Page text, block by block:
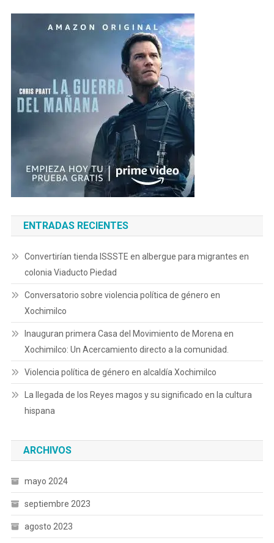
ENTRADAS RECIENTES
Convertirían tienda ISSSTE en albergue para migrantes en
colonia Viaducto Piedad
Conversatorio sobre violencia política de género en
Xochimilco
Inauguran primera Casa del Movimiento de Morena en
Xochimilco: Un Acercamiento directo a la comunidad.
Violencia política de género en alcaldía Xochimilco
La llegada de los Reyes magos y su significado en la cultura
hispana
ARCHIVOS
mayo 2024
septiembre 2023
agosto 2023